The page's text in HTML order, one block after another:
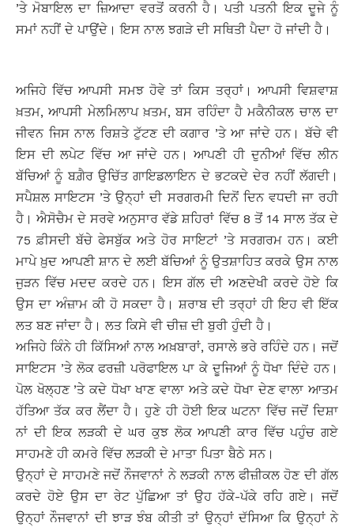
’ਤੇ ਮੋਬਾਇਲ ਦਾ ਜ਼ਿਆਦਾ ਵਰਤੋਂ ਕਰਨੀ ਹੈ। ਪਤੀ ਪਤਨੀ ਇਕ ਦੂਜੇ ਨੂੰ
ਸਮਾਂ ਨਹੀਂ ਦੇ ਪਾਉਂਦੇ। ਇਸ ਨਾਲ ਝਗੜੇ ਦੀ ਸਥਿਤੀ ਪੈਦਾ ਹੋ ਜਾਂਦੀ ਹੈ।
ਅਜਿਹੇ ਵਿੱਚ ਆਪਸੀ ਸਮਝ ਹੋਵੇ ਤਾਂ ਕਿਸ ਤਰ੍ਹਾਂ। ਆਪਸੀ ਵਿਸ਼ਵਾਸ਼
ਖ਼ਤਮ, ਆਪਸੀ ਮੇਲਮਿਲਾਪ ਖ਼ਤਮ, ਬਸ ਰਹਿੰਦਾ ਹੈ ਮਕੈਨੀਕਲ ਚਾਲ ਦਾ
ਜੀਵਨ ਜਿਸ ਨਾਲ ਰਿਸ਼ਤੇ ਟੁੱਟਣ ਦੀ ਕਗਾਰ ’ਤੇ ਆ ਜਾਂਦੇ ਹਨ। ਬੱਚੇ ਵੀ
ਇਸ ਦੀ ਲਪੇਟ ਵਿੱਚ ਆ ਜਾਂਦੇ ਹਨ। ਆਪਣੀ ਹੀ ਦੁਨੀਆਂ ਵਿੱਚ ਲੀਨ
ਬੱਚਿਆਂ ਨੂੰ ਬਗ਼ੈਰ ਉਚਿੱਤ ਗਾਇਡਲਾਇਨ ਦੇ ਭਟਕਦੇ ਦੇਰ ਨਹੀਂ ਲੱਗਦੀ।
ਸਪੈਸ਼ਲ ਸਾਇਟਸ ’ਤੇ ਉਨ੍ਹਾਂ ਦੀ ਸਰਗਰਮੀ ਦਿਨੋਂ ਦਿਨ ਵਧਦੀ ਜਾ ਰਹੀ
ਹੈ। ਐਸੋਚੈਮ ਦੇ ਸਰਵੇ ਅਨੁਸਾਰ ਵੱਡੇ ਸ਼ਹਿਰਾਂ ਵਿੱਚ 8 ਤੋਂ 14 ਸਾਲ ਤੱਕ ਦੇ
75 ਫ਼ੀਸਦੀ ਬੱਚੇ ਫੇਸਬੁੱਕ ਅਤੇ ਹੋਰ ਸਾਇਟਾਂ ’ਤੇ ਸਰਗਰਮ ਹਨ। ਕਈ
ਮਾਪੇ ਖ਼ੁਦ ਆਪਣੀ ਸ਼ਾਨ ਦੇ ਲਈ ਬੱਚਿਆਂ ਨੂੰ ਉਤਸ਼ਾਹਿਤ ਕਰਕੇ ਉਸ ਨਾਲ
ਜੁੜਨ ਵਿੱਚ ਮਦਦ ਕਰਦੇ ਹਨ। ਇਸ ਗੱਲ ਦੀ ਅਣਦੇਖੀ ਕਰਦੇ ਹੋਏ ਕਿ
ਉਸ ਦਾ ਅੰਜ਼ਾਮ ਕੀ ਹੋ ਸਕਦਾ ਹੈ। ਸ਼ਰਾਬ ਦੀ ਤਰ੍ਹਾਂ ਹੀ ਇਹ ਵੀ ਇੱਕ
ਲਤ ਬਣ ਜਾਂਦਾ ਹੈ। ਲਤ ਕਿਸੇ ਵੀ ਚੀਜ਼ ਦੀ ਬੁਰੀ ਹੁੰਦੀ ਹੈ।
ਅਜਿਹੇ ਕਿੰਨੇ ਹੀ ਕਿੱਸਿਆਂ ਨਾਲ ਅਖ਼ਬਾਰਾਂ, ਰਸਾਲੇ ਭਰੇ ਰਹਿੰਦੇ ਹਨ। ਜਦੋਂ
ਸਾਇਟਸ ’ਤੇ ਲੋਕ ਫਰਜ਼ੀ ਪਰੋਫਾਇਲ ਪਾ ਕੇ ਦੂਜਿਆਂ ਨੂੰ ਧੋਖਾ ਦਿੰਦੇ ਹਨ।
ਪੋਲ ਖੋਲ੍ਹਣ ’ਤੇ ਕਦੇ ਧੋਖਾ ਖਾਣ ਵਾਲਾ ਅਤੇ ਕਦੇ ਧੋਖਾ ਦੇਣ ਵਾਲਾ ਆਤਮ
ਹੱਤਿਆ ਤੱਕ ਕਰ ਲੈਂਦਾ ਹੈ। ਹੁਣੇ ਹੀ ਹੋਈ ਇਕ ਘਟਨਾ ਵਿੱਚ ਜਦੋਂ ਦਿਸ਼ਾ
ਨਾਂ ਦੀ ਇਕ ਲੜਕੀ ਦੇ ਘਰ ਕੁਝ ਲੋਕ ਆਪਣੀ ਕਾਰ ਵਿੱਚ ਪਹੁੰਚ ਗਏ
ਸਾਹਮਣੇ ਹੀ ਕਮਰੇ ਵਿੱਚ ਲੜਕੀ ਦੇ ਮਾਤਾ ਪਿਤਾ ਬੈਠੇ ਸਨ।
ਉਨ੍ਹਾਂ ਦੇ ਸਾਹਮਣੇ ਜਦੋਂ ਨੌਜਵਾਨਾਂ ਨੇ ਲੜਕੀ ਨਾਲ ਫੀਜ਼ੀਕਲ ਹੋਣ ਦੀ ਗੱਲ
ਕਰਦੇ ਹੋਏ ਉਸ ਦਾ ਰੇਟ ਪੁੱਛਿਆ ਤਾਂ ਉਹ ਹੱਕੇ-ਪੱਕੇ ਰਹਿ ਗਏ। ਜਦੋਂ
ਉਨ੍ਹਾਂ ਨੌਜਵਾਨਾਂ ਦੀ ਝਾੜ ਝੰਬ ਕੀਤੀ ਤਾਂ ਉਨ੍ਹਾਂ ਦੱਸਿਆ ਕਿ ਉਨ੍ਹਾਂ ਨੇ